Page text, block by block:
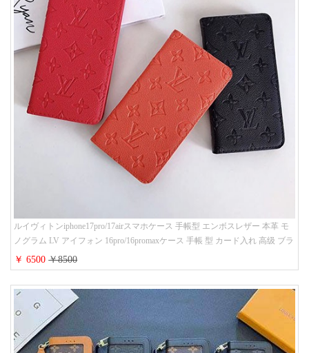
ルイヴィトンiphone17pro/17airスマホケース 手帳型 エンボスレザー 本革 モ
ノグラム LV アイフォン 16pro/16promaxケース 手帳 型 カード入れ 高级 ブラ
ンド iPhone 15/14/13 proケース 手帳型 男女通用 大人かわいい
￥ 6500￥8500